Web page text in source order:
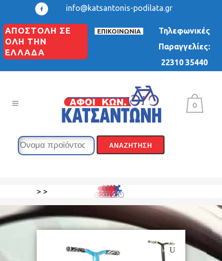
info@katsantonis-podilata.gr
ΑΠΟΣΤΟΛΗ ΣΕ
ΟΛΗ ΤΗΝ
ΕΛΛΑΔΑ
ΕΠΙΚΟΙΝΩΝΙΑ
Τηλεφωνικές
Παραγγελίες:
22310 35440
0
> >